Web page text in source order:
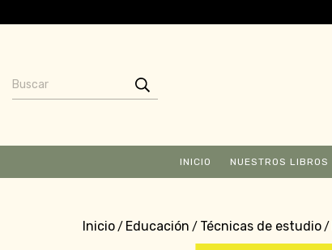
INICIO NUESTROS LIBROS
Inicio/ Educación / Técnicas de estudio/